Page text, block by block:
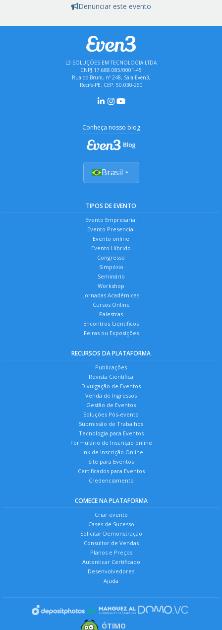
Denunciar este evento
L3 SOLUÇÕES EM TECNOLOGIA LTDA
CNPJ 17.688.085/0001-45
Rua do Brum, nº 248, Sala Even3,
Recife-PE, CEP: 50.030-260
Conheça nosso blog
Brasil
TIPOS DE EVENTO
Evento Empresarial
Evento Presencial
Evento online
Evento Híbrido
Congresso
Simpósio
Seminário
Workshop
Jornadas Acadêmicas
Cursos Online
Palestras
Encontros Científicos
Feiras ou Exposições
RECURSOS DA PLATAFORMA
Publicações
Revista Científica
Divulgação de Eventos
Venda de Ingressos
Gestão de Eventos
Soluções Pós-evento
Submissão de Trabalhos
Tecnologia para Eventos
Formulário de Inscrição online
Link de Inscrição Online
Site para Eventos
Certificados para Eventos
Credenciamento
COMECE NA PLATAFORMA
Criar evento
Cases de Sucesso
Solicitar Demonstração
Consultor de Vendas
Planos e Preços
Autenticar Certificado
Desenvolvedores
Ajuda
ÓTIMO